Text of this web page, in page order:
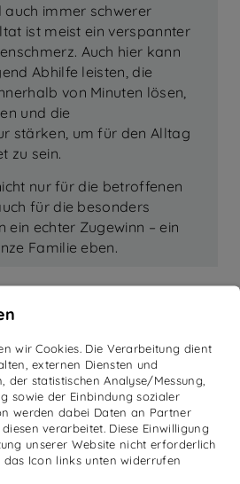
auch immer schwerer
ist meist ein verspannter
Auch hier kann
Abhilfe leisten, die
von Minuten lösen,
und die
stärken, um für den Alltag
zu sein.
nur für die betroffenen
für die besonders
ein echter Zugewinn – ein
Familie eben.
wir Cookies. Die Verarbeitung dient
externen Diensten und
der statistischen Analyse/Messung,
sowie der Einbindung sozialer
werden dabei Daten an Partner
verarbeitet. Diese Einwilligung
unserer Website nicht erforderlich
Icon links unten widerrufen